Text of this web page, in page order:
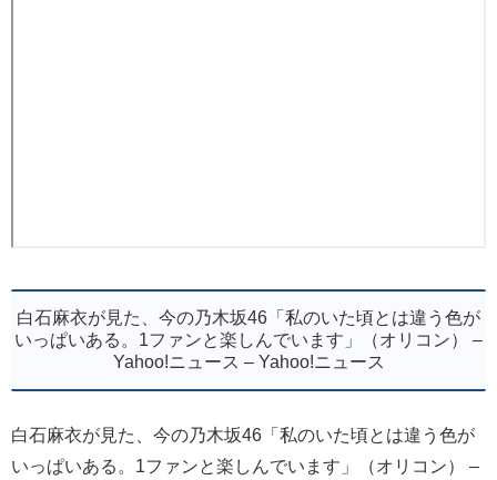
白石麻衣が見た、今の乃木坂46「私のいた頃とは違う色が
いっぱいある。1ファンと楽しんでいます」（オリコン） –
Yahoo!ニュース – Yahoo!ニュース
白石麻衣が見た、今の乃木坂46「私のいた頃とは違う色が
いっぱいある。1ファンと楽しんでいます」（オリコン） –